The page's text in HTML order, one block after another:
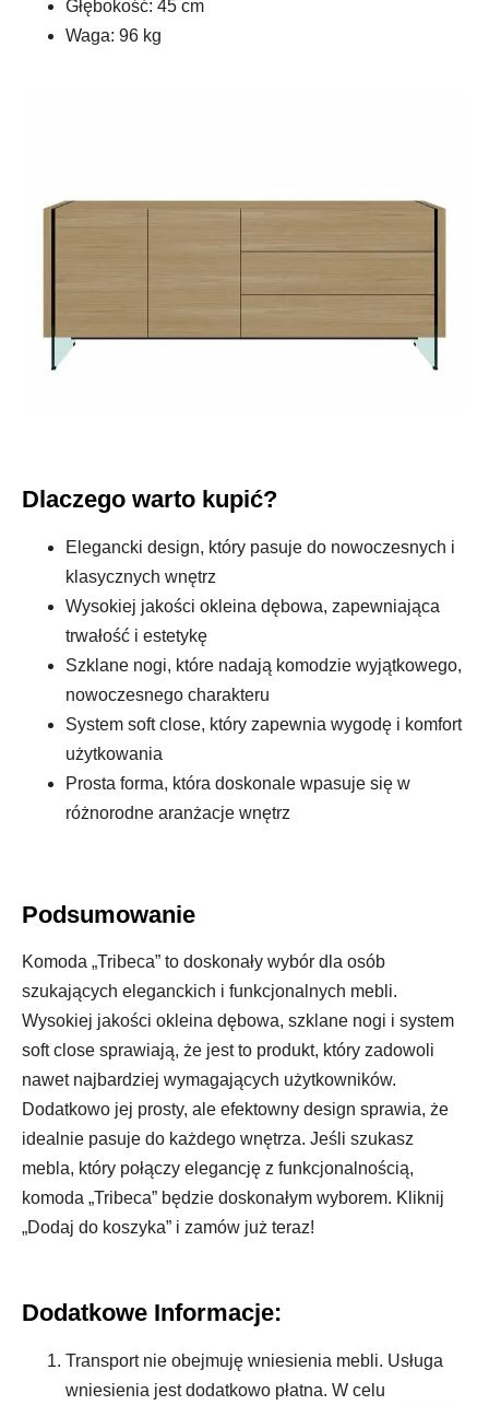
Głębokość: 45 cm
Waga: 96 kg
Dlaczego warto kupić?
Elegancki design, który pasuje do nowoczesnych i
klasycznych wnętrz
Wysokiej jakości okleina dębowa, zapewniająca
trwałość i estetykę
Szklane nogi, które nadają komodzie wyjątkowego,
nowoczesnego charakteru
System soft close, który zapewnia wygodę i komfort
użytkowania
Prosta forma, która doskonale wpasuje się w
różnorodne aranżacje wnętrz
Podsumowanie
Komoda „Tribeca” to doskonały wybór dla osób
szukających eleganckich i funkcjonalnych mebli.
Wysokiej jakości okleina dębowa, szklane nogi i system
soft close sprawiają, że jest to produkt, który zadowoli
nawet najbardziej wymagających użytkowników.
Dodatkowo jej prosty, ale efektowny design sprawia, że
idealnie pasuje do każdego wnętrza. Jeśli szukasz
mebla, który połączy elegancję z funkcjonalnością,
komoda „Tribeca” będzie doskonałym wyborem. Kliknij
„Dodaj do koszyka” i zamów już teraz!
Dodatkowe Informacje:
Transport nie obejmuję wniesienia mebli. Usługa
wniesienia jest dodatkowo płatna. W celu